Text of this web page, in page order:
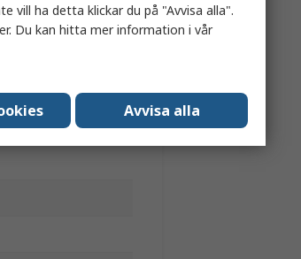
vill ha detta klickar du på "Avvisa alla".
Du kan hitta mer information i vår
Avvisa alla